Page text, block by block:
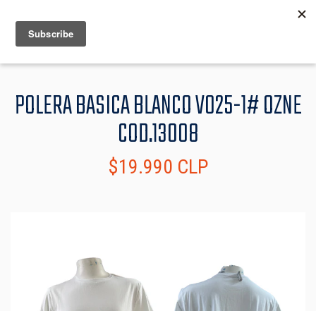
MENU
POLERA BASICA BLANCO V025-1# OZNE
COD.13008
$19.990 CLP